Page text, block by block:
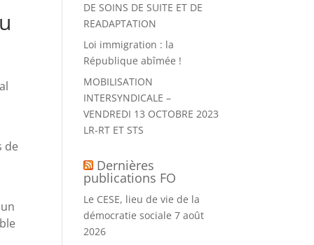
de
DE SOINS DE SUITE ET DE
READAPTATION
Loi immigration : la
République abîmée !
MOBILISATION
INTERSYNDICALE –
VENDREDI 13 OCTOBRE 2023
LR-RT ET STS
Dernières
publications FO
Le CESE, lieu de vie de la
démocratie sociale 7 août
2026